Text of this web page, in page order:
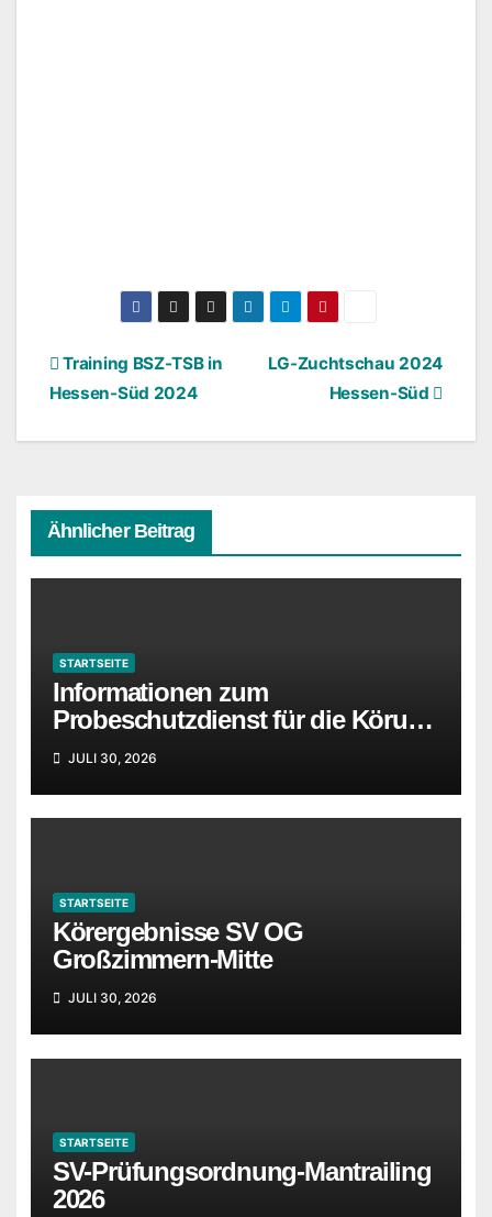
BeitragsnavigationLG-Zuchtschau 2024
Hessen-Süd
Training BSZ-TSB in
Hessen-Süd 2024
Ähnlicher Beitrag
STARTSEITE
Informationen zum
Probeschutzdienst für die Körung
in Idstein wurden ergänzt
JULI 30, 2026
STARTSEITE
Körergebnisse SV OG
Großzimmern-Mitte
JULI 30, 2026
STARTSEITE
SV-Prüfungsordnung-Mantrailing
2026